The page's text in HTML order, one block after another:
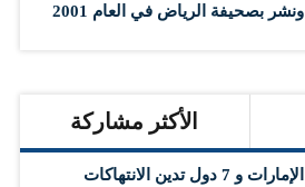
ونشر بصحيفة الرياض في العام 2001
الأكثر مشاركة
الإمارات و 7 دول تدين الانتهاكات